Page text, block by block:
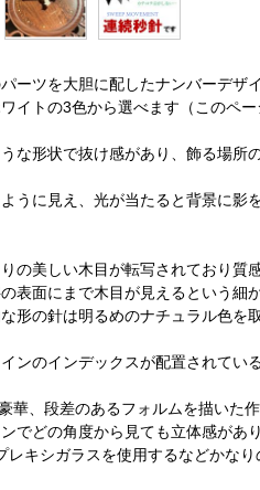
ーツを大胆に配したナンバーデザ
イトの3色から選べます（このペー
な形状で抜け感があり、飾る場所
うに見え、光が当たると背景に影
の美しい木目が転写されており質感
表面にまで木目が見えるという細
形の針は明るめのナチュラル色を
ンのインデックスが配置されてい
華、段差のあるフォルムを描いた
でどの角度から見ても立体感があり
キシガラスを使用するなどかなり